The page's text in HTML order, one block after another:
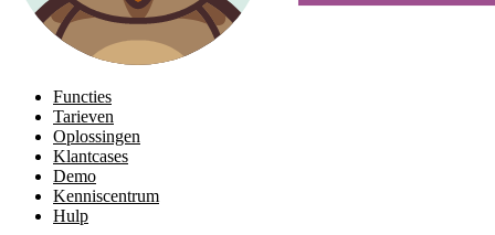
Functies
Tarieven
Oplossingen
Klantcases
Demo
Kenniscentrum
Hulp